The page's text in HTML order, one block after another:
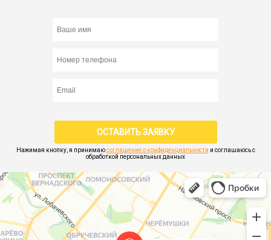
Нажимая кнопку, я принимаюсоглашение о конфиденциальности и соглашаюсь с
обработкой персональных данных